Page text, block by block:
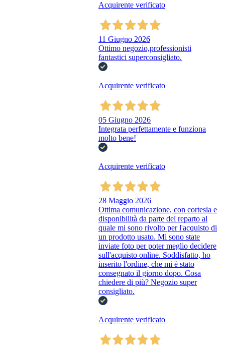
Acquirente verificato
11 Giugno 2026
Ottimo negozio,professionisti
fantastici superconsigliato.
Acquirente verificato
05 Giugno 2026
Integrata perfettamente e funziona
molto bene!
Acquirente verificato
28 Maggio 2026
Ottima comunicazione, con cortesia e
disponibilità da parte del reparto al
quale mi sono rivolto per l'acquisto di
un prodotto usato. Mi sono state
inviate foto per poter meglio decidere
sull'acquisto online. Soddisfatto, ho
inserito l'ordine, che mi è stato
consegnato il giorno dopo. Cosa
chiedere di più? Negozio super
consigliato.
Acquirente verificato